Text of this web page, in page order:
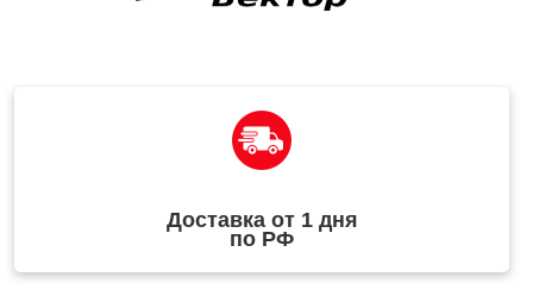
Доставка от 1 дня
по РФ